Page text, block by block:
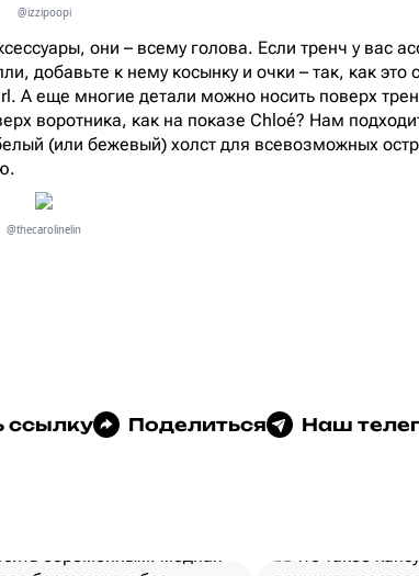
@izzipoopi
они – всему голова. Если тренч у вас
добавьте к нему косынку и очки – так, как
А еще многие детали можно носить поверх
воротника, как на показе Chloé? Нам
(или бежевый) холст для всевозможных
@thecarolinelin
ссылку Поделиться Наш